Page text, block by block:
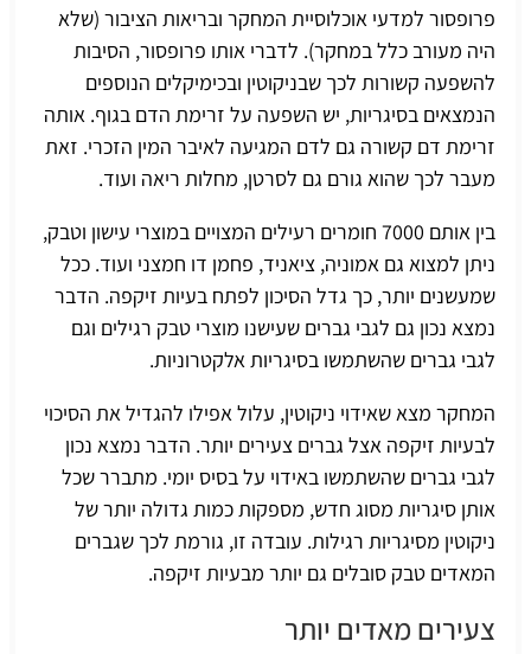
פרופסור למדעי אוכלוסיית המחקר ובריאות הציבור (שלא
היה מעורב כלל במחקר). לדברי אותו פרופסור, הסיבות
להשפעה קשורות לכך שבניקוטין ובכימיקלים הנוספים
הנמצאים בסיגריות, יש השפעה על זרימת הדם בגוף. אותה
זרימת דם קשורה גם לדם המגיעה לאיבר המין הזכרי. זאת
מעבר לכך שהוא גורם גם לסרטן, מחלות ריאה ועוד.
בין אותם 7000 חומרים רעילים המצויים במוצרי עישון וטבק,
ניתן למצוא גם אמוניה, ציאניד, פחמן דו חמצני ועוד. ככל
שמעשנים יותר, כך גדל הסיכון לפתח בעיות זיקפה. הדבר
נמצא נכון גם לגבי גברים שעישנו מוצרי טבק רגילים וגם
לגבי גברים שהשתמשו בסיגריות אלקטרוניות.
המחקר מצא שאידוי ניקוטין, עלול אפילו להגדיל את הסיכוי
לבעיות זיקפה אצל גברים צעירים יותר. הדבר נמצא נכון
לגבי גברים שהשתמשו באידוי על בסיס יומי. מתברר שכל
אותן סיגריות מסוג חדש, מספקות כמות גדולה יותר של
ניקוטין מסיגריות רגילות. עובדה זו, גורמת לכך שגברים
המאדים טבק סובלים גם יותר מבעיות זיקפה.
צעירים מאדים יותר